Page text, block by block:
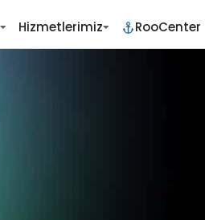
Hizmetlerimiz RooCenter